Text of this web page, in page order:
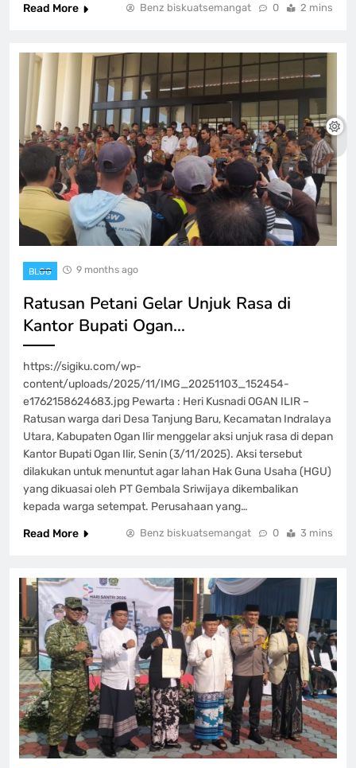
Read More Benz biskuatsemangat 0 2 mins
BLOG 9 months ago
Ratusan Petani Gelar Unjuk Rasa di
Kantor Bupati Ogan…
https://sigiku.com/wp-
content/uploads/2025/11/IMG_20251103_152454-
e1762158624683.jpg Pewarta : Heri Kusnadi OGAN ILIR –
Ratusan warga dari Desa Tanjung Baru, Kecamatan Indralaya
Utara, Kabupaten Ogan Ilir menggelar aksi unjuk rasa di depan
Kantor Bupati Ogan Ilir, Senin (3/11/2025). Aksi tersebut
dilakukan untuk menuntut agar lahan Hak Guna Usaha (HGU)
yang dikuasai oleh PT Gembala Sriwijaya dikembalikan
kepada warga setempat. Perusahaan yang…
Read More
Benz biskuatsemangat 0 3 mins